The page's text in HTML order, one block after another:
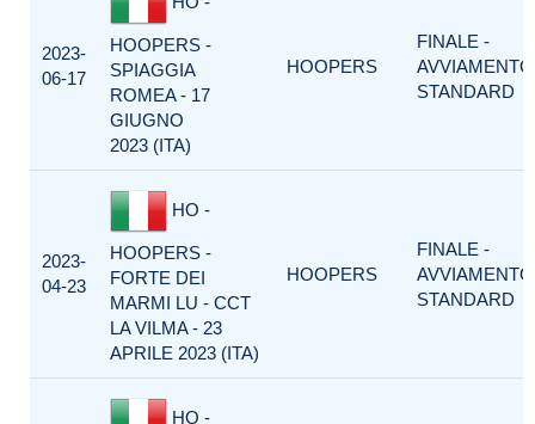
2023-
06-17
HOOPERS -
SPIAGGIA
ROMEA - 17
GIUGNO
2023 (ITA)
HOOPERS
FINALE -
AVVIAMENTO
STANDARD
2023-
04-23
HO -
HOOPERS -
FORTE DEI
MARMI LU - CCT
LA VILMA - 23
APRILE 2023 (ITA)
HOOPERS
FINALE -
AVVIAMENTO
STANDARD
HO -